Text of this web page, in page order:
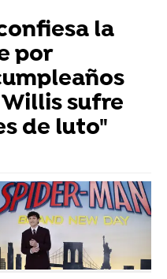
la
por
sufre
de luto"